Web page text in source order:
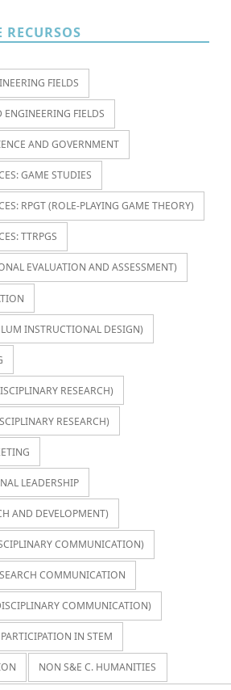
RECURSOS
FIELDS
FIELDS
AND GOVERNMENT
GAME STUDIES
RPGT (ROLE-PLAYING GAME THEORY)
TTRPGS
EVALUATION AND ASSESSMENT)
INSTRUCTIONAL DESIGN)
RESEARCH)
RESEARCH)
LEADERSHIP
AND DEVELOPMENT)
COMMUNICATION)
COMMUNICATION
COMMUNICATION)
IN STEM
NON S&E C. HUMANITIES